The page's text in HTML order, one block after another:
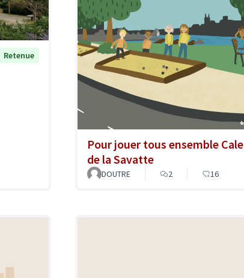
Retenue
Pour jouer tous ensemble Cale
de la Savatte
DOUTRE 2 16